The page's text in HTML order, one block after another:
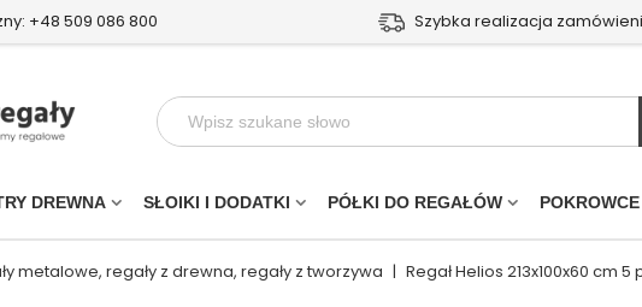
+48 509 086 800 Szybka realizacja
DREWNA SŁOIKI I DODATKI PÓŁKI DO REGAŁÓW POKROWCE
metalowe, regały z drewna, regały z tworzywa | Regał Helios 213x100x60 cm